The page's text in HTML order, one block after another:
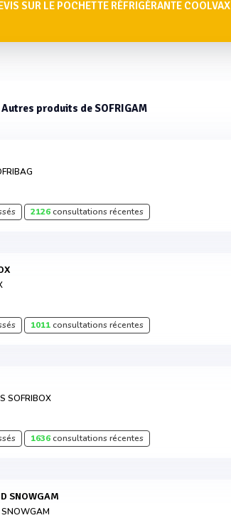
SUR LE POCHETTE RÉFRIGÉRANTE COOLVAX
Autres produits de SOFRIGAM
2126consultations récentes
1011consultations récentes
SOFRIBOX
1636consultations récentes
SNOWGAM
SNOWGAM